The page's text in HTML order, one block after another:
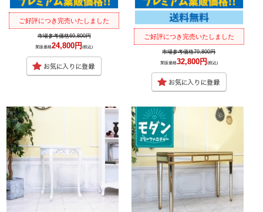
ご好評につき完売いたしました
市場参考価格69,800円
業販価格24,800円(税込)
ご好評につき完売いたしました
市場参考価格79,800円
業販価格32,800円 (税込)